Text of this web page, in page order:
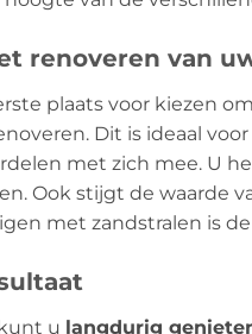
renoveren van
plaats voor kiezen
Dit is ideaal
met zich mee. U
Ook stijgt de waarde
met zandstralen is
u langdurig